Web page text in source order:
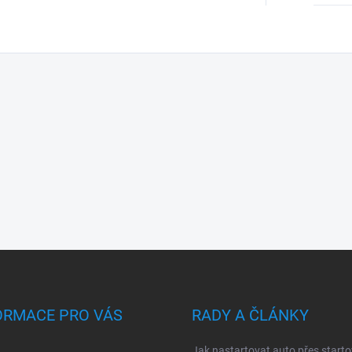
PRO VÁS RADY A ČLÁNKY